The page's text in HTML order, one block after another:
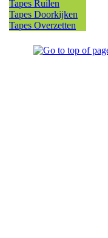
Tapes Ruilen
Tapes Doorkijken
Tapes Overzetten